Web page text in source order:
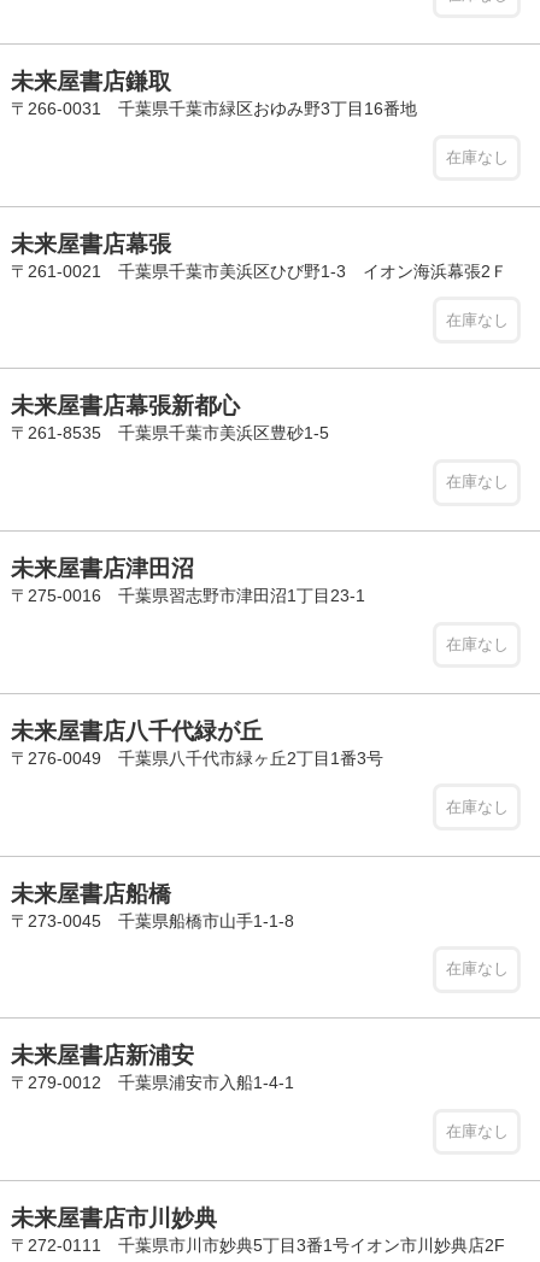
未来屋書店鎌取
〒266-0031 千葉県千葉市緑区おゆみ野3丁目16番地
在庫なし
未来屋書店幕張
〒261-0021 千葉県千葉市美浜区ひび野1-3 イオン海浜幕張2Ｆ
在庫なし
未来屋書店幕張新都心
〒261-8535 千葉県千葉市美浜区豊砂1-5
在庫なし
未来屋書店津田沼
〒275-0016 千葉県習志野市津田沼1丁目23-1
在庫なし
未来屋書店八千代緑が丘
〒276-0049 千葉県八千代市緑ヶ丘2丁目1番3号
在庫なし
未来屋書店船橋
〒273-0045 千葉県船橋市山手1-1-8
在庫なし
未来屋書店新浦安
〒279-0012 千葉県浦安市入船1-4-1
在庫なし
未来屋書店市川妙典
〒272-0111 千葉県市川市妙典5丁目3番1号イオン市川妙典店2F